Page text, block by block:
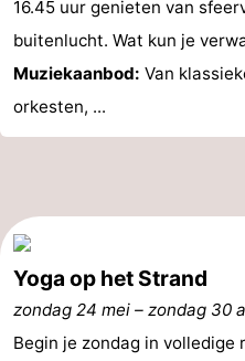
Bruinisse
-
Zierikzee
-
Haamstede
Natuur
van
Walcheren
Veere
-
16.45 uur genieten van
buitenlucht. Wat kun je
Muziekaanbod: Van
orkesten, ...
Yoga op het Strand
zondag 24 mei – zondag 30
Begin je zondag in volledige